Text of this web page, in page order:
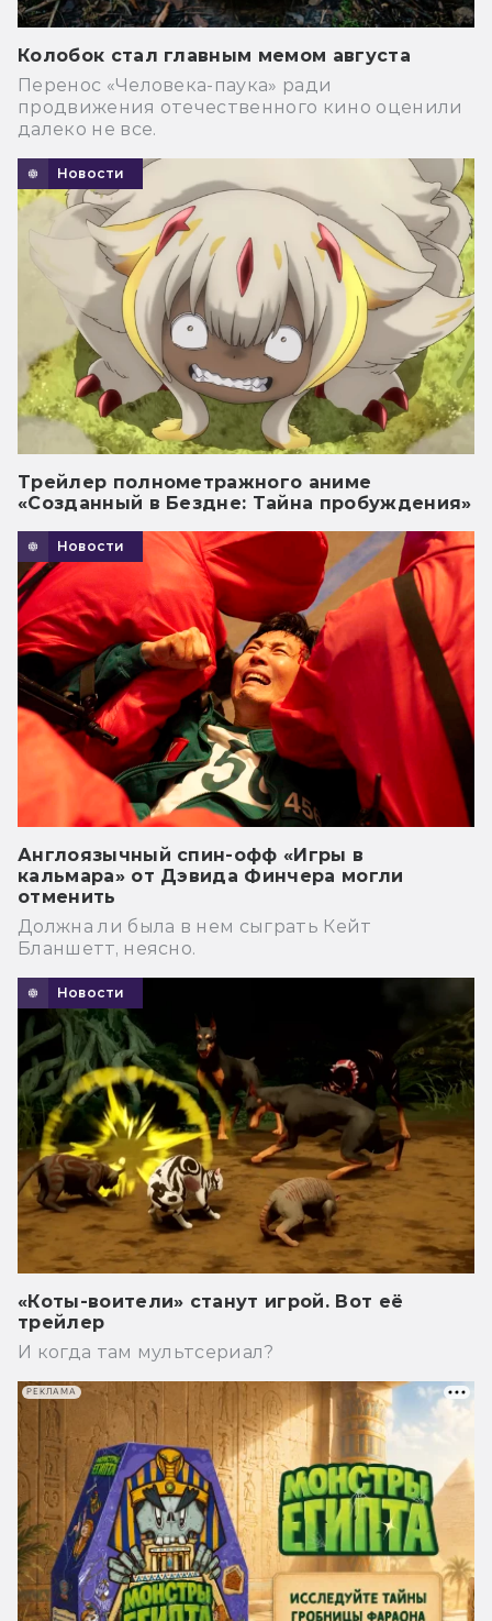
Колобок стал главным мемом августа
Перенос «Человека-паука» ради
продвижения отечественного кино оценили
далеко не все.
Новости
Трейлер полнометражного аниме
«Созданный в Бездне: Тайна пробуждения»
Новости
Англоязычный спин-офф «Игры в
кальмара» от Дэвида Финчера могли
отменить
Должна ли была в нем сыграть Кейт
Бланшетт, неясно.
Новости
«Коты-воители» станут игрой. Вот её
трейлер
И когда там мультсериал?
РЕКЛАМА